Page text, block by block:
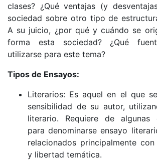
clases? ¿Qué ventajas (y
sociedad sobre otro tipo de
A su juicio, ¿por qué y cuándo se
forma esta sociedad? ¿Qué
utilizarse para este tema?
Tipos de Ensayos:
Literarios: Es aquel en el que
sensibilidad de su autor,
literario. Requiere de algunas
para denominarse ensayo
relacionados principalmente
y libertad temática.